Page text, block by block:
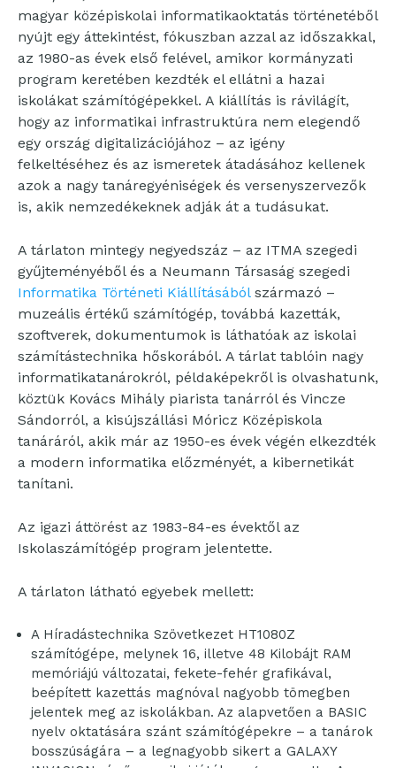
magyar középiskolai informatikaoktatás történetéből
nyújt egy áttekintést, fókuszban azzal az időszakkal,
az 1980-as évek első felével, amikor kormányzati
program keretében kezdték el ellátni a hazai
iskolákat számítógépekkel. A kiállítás is rávilágít,
hogy az informatikai infrastruktúra nem elegendő
egy ország digitalizációjához – az igény
felkeltéséhez és az ismeretek átadásához kellenek
azok a nagy tanáregyéniségek és versenyszervezők
is, akik nemzedékeknek adják át a tudásukat.
A tárlaton mintegy negyedszáz – az ITMA szegedi
gyűjteményéből és a Neumann Társaság szegedi
Informatika Történeti Kiállításábólszármazó –
muzeális értékű számítógép, továbbá kazetták,
szoftverek, dokumentumok is láthatóak az iskolai
számítástechnika hőskorából. A tárlat tablóin nagy
informatikatanárokról, példaképekről is olvashatunk,
köztük Kovács Mihály piarista tanárról és Vincze
Sándorról, a kisújszállási Móricz Középiskola
tanáráról, akik már az 1950-es évek végén elkezdték
a modern informatika előzményét, a kibernetikát
tanítani.
Az igazi áttörést az 1983-84-es évektől az
Iskolaszámítógép program jelentette.
A tárlaton látható egyebek mellett:
A Híradástechnika Szövetkezet HT1080Z
számítógépe, melynek 16, illetve 48 Kilobájt RAM
memóriájú változatai, fekete-fehér grafikával,
beépített kazettás magnóval nagyobb tömegben
jelentek meg az iskolákban. Az alapvetően a BASIC
nyelv oktatására szánt számítógépekre – a tanárok
bosszúságára – a legnagyobb sikert a GALAXY